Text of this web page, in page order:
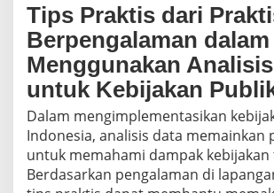
Tips Praktis dari
Berpengalaman dalam
Menggunakan
untuk Kebijakan
Dalam mengimplementasikan
Indonesia, analisis data memainkan
untuk memahami dampak
Berdasarkan pengalaman di